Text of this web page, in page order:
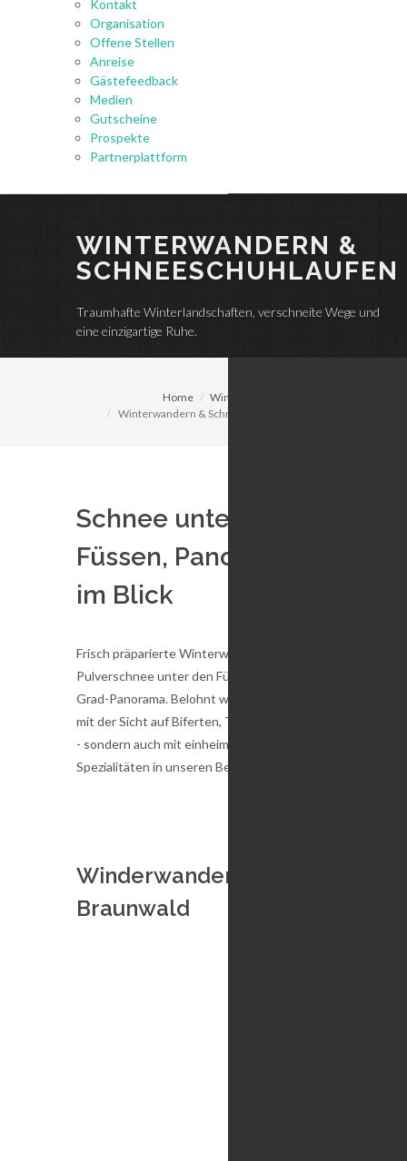
Kontakt
Organisation
Offene Stellen
Anreise
Gästefeedback
Medien
Gutscheine
Prospekte
Partnerplattform
WINTERWANDERN &
SCHNEESCHUHLAUFEN
Traumhafte Winterlandschaften, verschneite Wege und
eine einzigartige Ruhe.
Home
Winter
Winterwandern & Schneeschuhlaufen
Schnee unter den
Füssen, Panorama
im Blick
Frisch präparierte Winterwanderwege,
Pulverschnee unter den Füssen und ein 360-
Grad-Panorama. Belohnt wird man nicht nur
mit der Sicht auf Biferten, Tödi und Ortstock
- sondern auch mit einheimischen
Spezialitäten in unseren Berggasthäusern.
Winderwanderungen
Braunwald